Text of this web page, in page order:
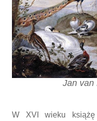
Jan van
W XVI wieku książę